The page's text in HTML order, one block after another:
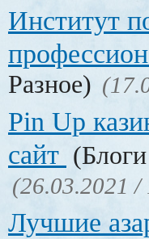
Институт
Разное)
Pin Up
сайт
(26.03.2021 /
Лучшие